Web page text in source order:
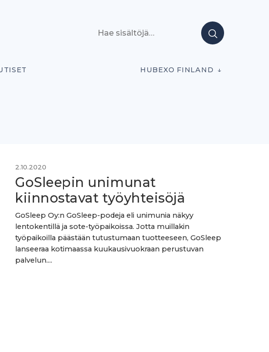
HUBEXO FINLAND
2.10.2020
GoSleepin unimunat
kiinnostavat työyhteisöjä
GoSleep Oy:n GoSleep-podeja eli unimunia näkyy
lentokentillä ja sote-työpaikoissa. Jotta muillakin
työpaikoilla päästään tutustumaan tuotteeseen, GoSleep
lanseeraa kotimaassa kuukausivuokraan perustuvan
palvelun....